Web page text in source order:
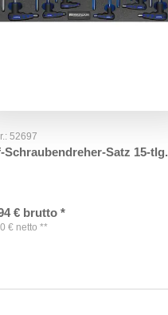
52697
Schraubendreher-Satz 15-tlg.
€ brutto *
€ netto **